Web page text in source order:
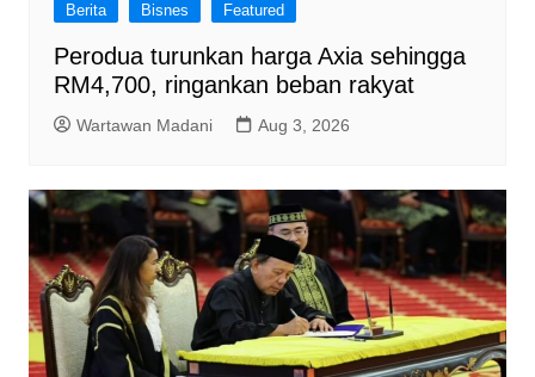
Berita Bisnes Featured
Perodua turunkan harga Axia sehingga
RM4,700, ringankan beban rakyat
Wartawan Madani Aug 3, 2026